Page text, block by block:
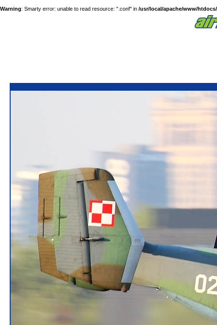
Warning: Smarty error: unable to read resource: ".conf" in /usr/local/apache/www/